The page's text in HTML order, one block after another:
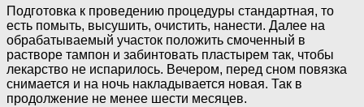
Подготовка к проведению процедуры стандартная, то
есть помыть, высушить, очистить, нанести. Далее на
обрабатываемый участок положить смоченный в
растворе тампон и забинтовать пластырем так, чтобы
лекарство не испарилось. Вечером, перед сном повязка
снимается и на ночь накладывается новая. Так в
продолжение не менее шести месяцев.